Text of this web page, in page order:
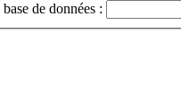
de données :